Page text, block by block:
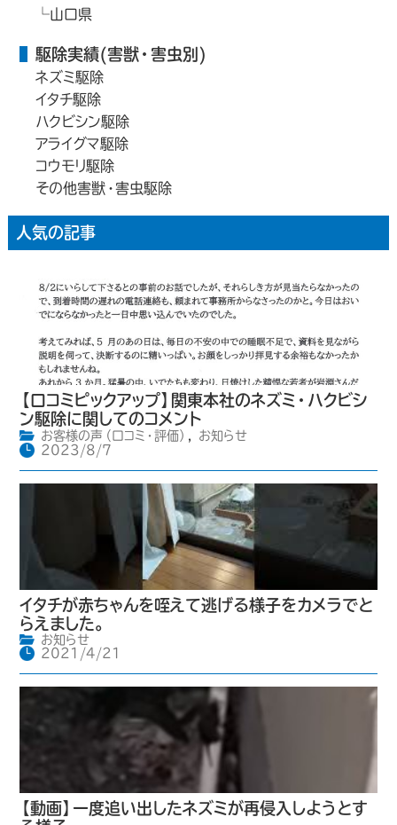
山口県
駆除実績(害獣・害虫別)
ネズミ駆除
イタチ駆除
ハクビシン駆除
アライグマ駆除
コウモリ駆除
その他害獣・害虫駆除
人気の記事
【口コミピックアップ】関東本社のネズミ・ハクビシ
ン駆除に関してのコメント
お客様の声（口コミ・評価） ,
お知らせ
2023/8/7
イタチが赤ちゃんを咥えて逃げる様子をカメラでと
らえました。
お知らせ
2021/4/21
【動画】一度追い出したネズミが再侵入しようとす